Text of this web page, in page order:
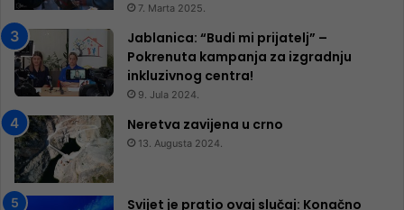
7. Marta 2025.
Jablanica: “Budi mi prijatelj” –
Pokrenuta kampanja za izgradnju
inkluzivnog centra!
9. Jula 2024.
Neretva zavijena u crno
13. Augusta 2024.
Svijet je pratio ovaj slučaj: Konačno